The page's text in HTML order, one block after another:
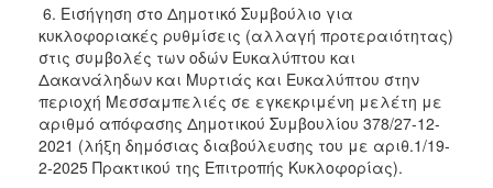
6. Εισήγηση στο Δημοτικό Συμβούλιο για
κυκλοφοριακές ρυθμίσεις (αλλαγή προτεραιότητας)
στις συμβολές των οδών Ευκαλύπτου και
Δακανάληδων και Μυρτιάς και Ευκαλύπτου στην
περιοχή Μεσσαμπελιές σε εγκεκριμένη μελέτη με
αριθμό απόφασης Δημοτικού Συμβουλίου 378/27-12-
2021 (λήξη δημόσιας διαβούλευσης του με αριθ.1/19-
2-2025 Πρακτικού της Επιτροπής Κυκλοφορίας).